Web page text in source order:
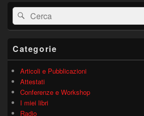
Area
widget
barra
laterale
Cerca:Cerca
Categorie
Articoli e Pubblicazioni
Attestati
Conferenze e Workshop
I miei libri
Radio